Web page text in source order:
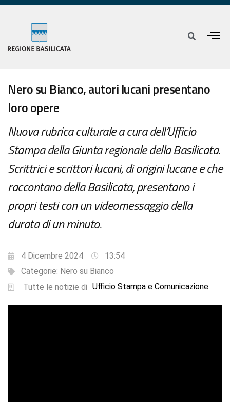
Nero su Bianco, autori lucani presentano
loro opere
Nuova rubrica culturale a cura dell’Ufficio
Stampa della Giunta regionale della Basilicata.
Scrittrici e scrittori lucani, di origini lucane e che
raccontano della Basilicata, presentano i
propri testi con un videomessaggio della
durata di un minuto.
4 Dicembre 2024
13:54
Categorie: Nero su Bianco
Tutte le notizie di Ufficio Stampa e Comunicazione